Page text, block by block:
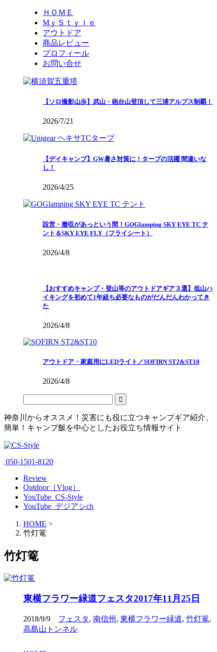
ＨＯＭＥ
MｙＳｔｙｌｅ
アウトドア
商品レビュー
プロフィール
お問い合せ
【ソロ撮影山歩】武山・砲台山登頂して三浦アルプス制覇！
2026/7/21
【デイキャンプ】GW暑さ対策に！タープの活躍 間違いな
し！
2026/4/25
設営・撤収があっという間！GOGlamping SKY EYE TC テ
ント＆SKY EYE FLY（フライシート）
2026/4/8
【おすすめキャンプ・登山等のアウトドアギア３選】低山ハ
イキングを初めて1年経ち必要なものがだんだんわかってき
た
2026/4/8
アウトドア・家庭用にLEDライト／SOFIRN ST2&ST10
2026/4/8
神奈川からオススメ！災害にも役に立つキャンプギア紹介、
簡単！キャンプ飯を中心としたお役立ち情報サイト
050-1501-8120
Review
Outdoor（Vlog）
YouTube_CS-Style
YouTube_デジアシch
HOME >
竹灯篭
竹灯篭
東横フラワー緑道フェスタ2017年11月25日
2018/9/9 フェスタ, 南信州 , 東横フラワー緑道, 竹灯篭,
高島山トンネル